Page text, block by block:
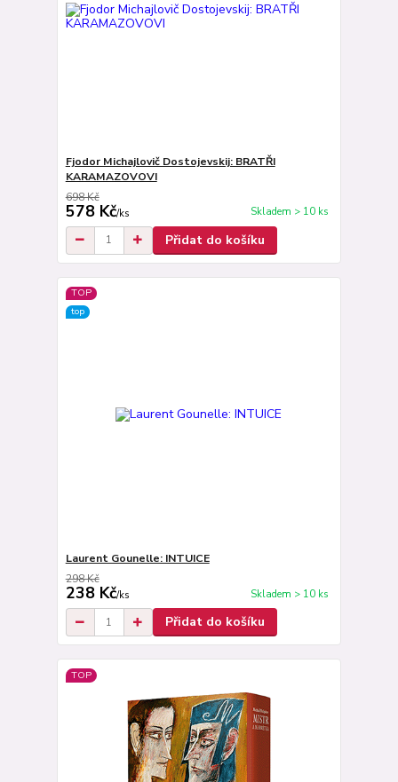
Fjodor Michajlovič Dostojevskij: BRATŘI
KARAMAZOVOVI
698 Kč
578 Kč/ks Skladem > 10 ks
Přidat do košíku
TOP
top
Laurent Gounelle: INTUICE
298 Kč
238 Kč/ks Skladem > 10 ks
Přidat do košíku
TOP